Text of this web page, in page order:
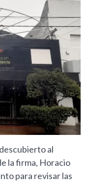
al
la firma, Horacio
para revisar las